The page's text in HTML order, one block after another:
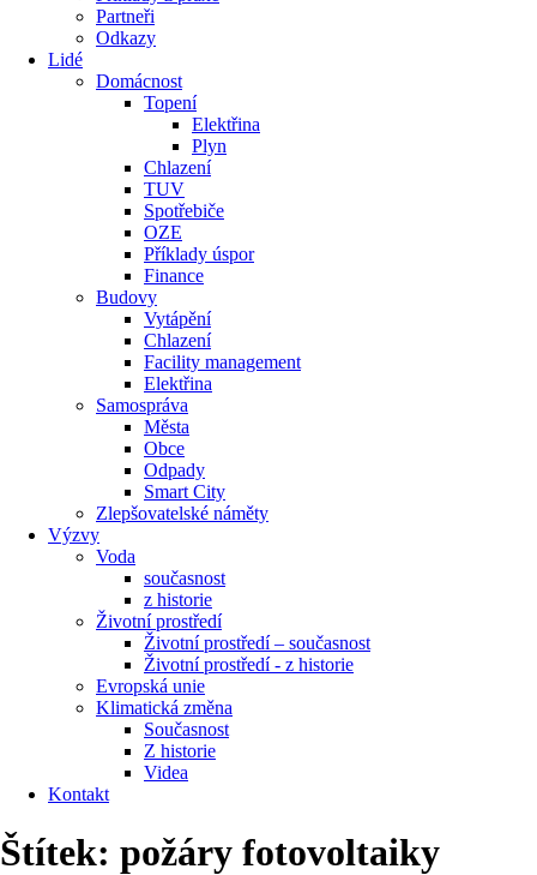
Partneři
Odkazy
Lidé
Domácnost
Topení
Elektřina
Plyn
Chlazení
TUV
Spotřebiče
OZE
Příklady úspor
Finance
Budovy
Vytápění
Chlazení
Facility management
Elektřina
Samospráva
Města
Obce
Odpady
Smart City
Zlepšovatelské náměty
Výzvy
Voda
současnost
z historie
Životní prostředí
Životní prostředí – současnost
Životní prostředí ​- z historie
Evropská unie
Klimatická změna
Současnost
Z historie
Videa
Kontakt
Štítek: požáry fotovoltaiky